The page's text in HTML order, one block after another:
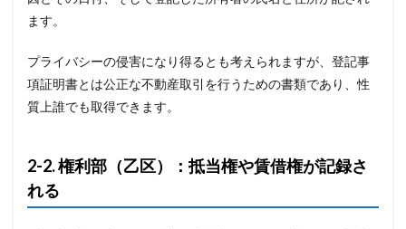
ます。
プライバシーの侵害になり得るとも考えられますが、登記事
項証明書とは公正な不動産取引を行うための書類であり、性
質上誰でも取得できます。
2-2. 権利部（乙区）：抵当権や賃借権が記録さ
れる